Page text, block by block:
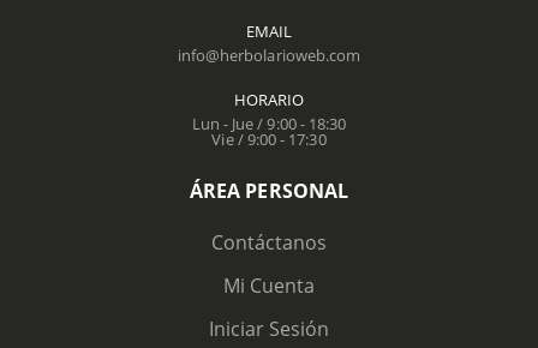
EMAIL
info@herbolarioweb.com
HORARIO
Lun - Jue / 9:00 - 18:30
Vie / 9:00 - 17:30
ÁREA PERSONAL
Contáctanos
Mi Cuenta
Iniciar Sesión